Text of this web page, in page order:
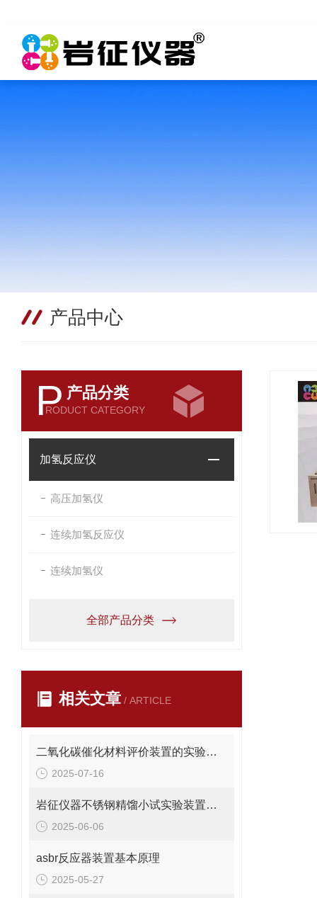
产品中心
P 产品分类
RODUCT CATEGORY
加氢反应仪
高压加氢仪
连续加氢反应仪
连续加氢仪
全部产品分类
相关文章 / ARTICLE
二氧化碳催化材料评价装置的实验流程与关键技术
2025-07-16
岩征仪器不锈钢精馏小试实验装置核心参数、应用场景
2025-06-06
asbr反应器装置基本原理
2025-05-27